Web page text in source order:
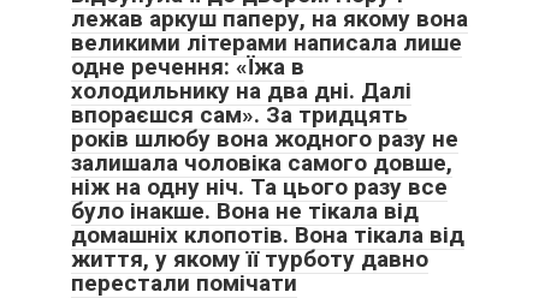
лежав аркуш паперу, на якому вона
великими літерами написала лише
одне речення: «Їжа в
холодильнику на два дні. Далі
впораєшся сам». За тридцять
років шлюбу вона жодного разу не
залишала чоловіка самого довше,
ніж на одну ніч. Та цього разу все
було інакше. Вона не тікала від
домашніх клопотів. Вона тікала від
життя, у якому її турботу давно
перестали помічати